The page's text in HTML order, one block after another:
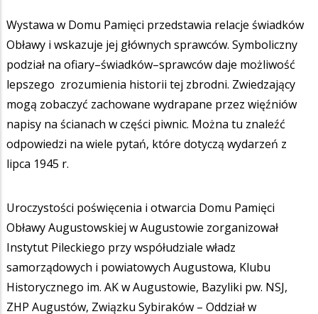
Wystawa w Domu Pamięci przedstawia relacje świadków
Obławy i wskazuje jej głównych sprawców. Symboliczny
podział na ofiary–świadków–sprawców daje możliwość
lepszego zrozumienia historii tej zbrodni. Zwiedzający
mogą zobaczyć zachowane wydrapane przez więźniów
napisy na ścianach w części piwnic. Można tu znaleźć
odpowiedzi na wiele pytań, które dotyczą wydarzeń z
lipca 1945 r.
Uroczystości poświęcenia i otwarcia Domu Pamięci
Obławy Augustowskiej w Augustowie zorganizował
Instytut Pileckiego przy współudziale władz
samorządowych i powiatowych Augustowa, Klubu
Historycznego im. AK w Augustowie, Bazyliki pw. NSJ,
ZHP Augustów, Związku Sybiraków – Oddział w